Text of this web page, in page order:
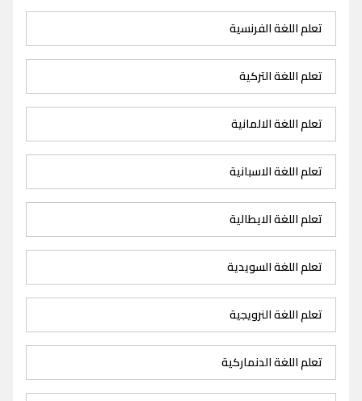
تعلم اللغة الفرنسية
تعلم اللغة التركية
تعلم اللغة الالمانية
تعلم اللغة الاسبانية
تعلم اللغة الايطالية
تعلم اللغة السويدية
تعلم اللغة النرويجية
تعلم اللغة الدنماركية